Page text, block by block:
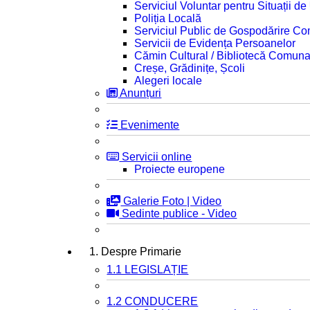
Serviciul Voluntar pentru Situații de
Poliția Locală
Serviciul Public de Gospodărire
Servicii de Evidența Persoanelor
Cămin Cultural / Bibliotecă
Creșe, Grădinițe, Școli
Alegeri locale
Anunțuri
Evenimente
Servicii online
Proiecte europene
Galerie Foto | Video
Sedinte publice - Video
1. Despre Primarie
1.1 LEGISLAȚIE
1.2 CONDUCERE